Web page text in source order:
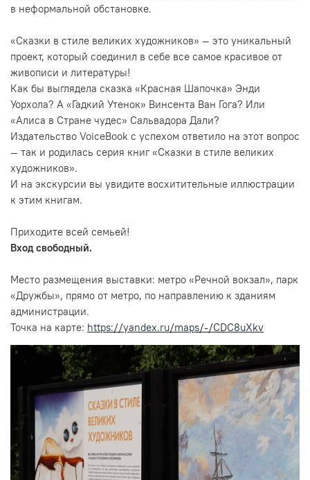
в неформальной обстановке.
«Сказки в стиле великих художников» — это уникальный
проект, который соединил в себе все самое красивое от
живописи и литературы!
Как бы выглядела сказка «Красная Шапочка» Энди
Уорхола? А «Гадкий Утенок» Винсента Ван Гога? Или
«Алиса в Стране чудес» Сальвадора Дали?
Издательство VoiceBook с успехом ответило на этот вопрос
— так и родилась серия книг «Сказки в стиле великих
художников».
И на экскурсии вы увидите восхитительные иллюстрации
к этим книгам.
Приходите всей семьей!
Вход свободный.
Место размещения выставки: метро «Речной вокзал», парк
«Дружбы», прямо от метро, по направлению к зданиям
администрации.
Точка на карте: https://yandex.ru/maps/-/CDC8uXkv